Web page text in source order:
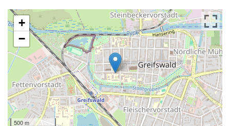
+
−
500 m